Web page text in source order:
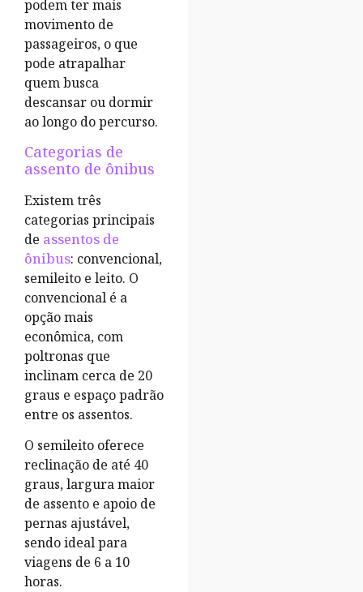
podem ter mais
movimento de
passageiros, o que
pode atrapalhar
quem busca
descansar ou dormir
ao longo do percurso.
Categorias de
assento de ônibus
Existem três
categorias principais
de assentos de
ônibus: convencional,
semileito e leito. O
convencional é a
opção mais
econômica, com
poltronas que
inclinam cerca de 20
graus e espaço padrão
entre os assentos.
O semileito oferece
reclinação de até 40
graus, largura maior
de assento e apoio de
pernas ajustável,
sendo ideal para
viagens de 6 a 10
horas.